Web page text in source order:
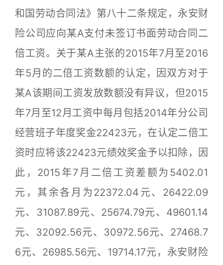
和国劳动合同法》第八十二条规定，永安财
险公司应向某A支付未签订书面劳动合同二
倍工资。关于某A主张的2015年7月至2016
年5月的二倍工资数额的认定，因双方对于
某A该期间工资发放数额没有异议，但2015
年7月至12月工资中每月包括2014年分公司
经营班子年度奖金22423元，在认定二倍工
资时应将该22423元绩效奖金予以扣除，因
此，2015年7月二倍工资差额为5402.01
元，其余各月为22372.04元、26422.09
元、31087.89元、25674.79元、49601.14
元、32092.56元、30972.56元、27468.7
6元、26985.56元、19714.17元，永安财险